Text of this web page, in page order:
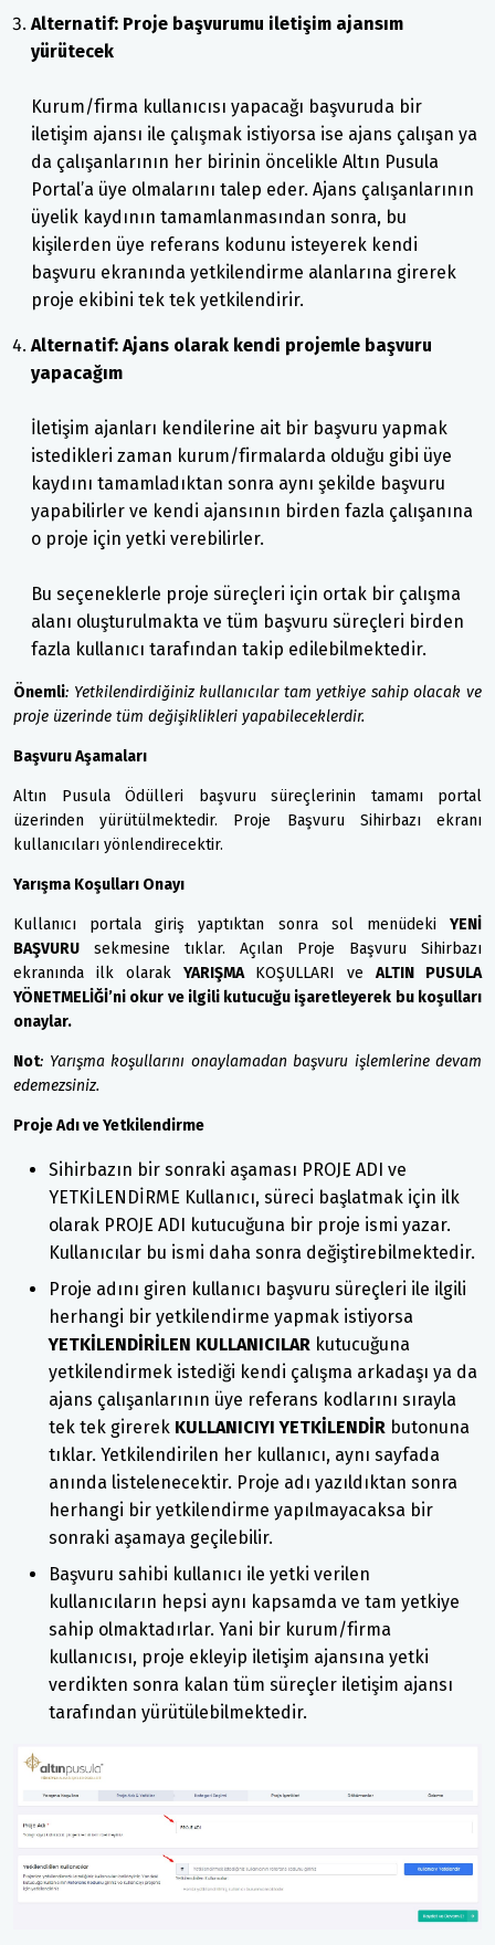
Alternatif: Proje başvurumu iletişim ajansım
yürütecek
Kurum/firma kullanıcısı yapacağı başvuruda bir
iletişim ajansı ile çalışmak istiyorsa ise ajans çalışan ya
da çalışanlarının her birinin öncelikle Altın Pusula
Portal’a üye olmalarını talep eder. Ajans çalışanlarının
üyelik kaydının tamamlanmasından sonra, bu
kişilerden üye referans kodunu isteyerek kendi
başvuru ekranında yetkilendirme alanlarına girerek
proje ekibini tek tek yetkilendirir.
Alternatif: Ajans olarak kendi projemle başvuru
yapacağım
İletişim ajanları kendilerine ait bir başvuru yapmak
istedikleri zaman kurum/firmalarda olduğu gibi üye
kaydını tamamladıktan sonra aynı şekilde başvuru
yapabilirler ve kendi ajansının birden fazla çalışanına
o proje için yetki verebilirler.
Bu seçeneklerle proje süreçleri için ortak bir çalışma
alanı oluşturulmakta ve tüm başvuru süreçleri birden
fazla kullanıcı tarafından takip edilebilmektedir.
Önemli: Yetkilendirdiğiniz kullanıcılar tam yetkiye sahip olacak ve
proje üzerinde tüm değişiklikleri yapabileceklerdir.
Başvuru Aşamaları
Altın Pusula Ödülleri başvuru süreçlerinin tamamı portal
üzerinden yürütülmektedir. Proje Başvuru Sihirbazı ekranı
kullanıcıları yönlendirecektir.
Yarışma Koşulları Onayı
Kullanıcı portala giriş yaptıktan sonra sol menüdeki YENİ
BAŞVURU sekmesine tıklar. Açılan Proje Başvuru Sihirbazı
ekranında ilk olarak YARIŞMAKOŞULLARI veALTIN PUSULA
YÖNETMELİĞİ’ni okur ve ilgili kutucuğu işaretleyerek bu koşulları
onaylar.
Not: Yarışma koşullarını onaylamadan başvuru işlemlerine devam
edemezsiniz.
Proje Adı ve Yetkilendirme
Sihirbazın bir sonraki aşaması PROJE ADI ve
YETKİLENDİRME Kullanıcı, süreci başlatmak için ilk
olarak PROJE ADI kutucuğuna bir proje ismi yazar.
Kullanıcılar bu ismi daha sonra değiştirebilmektedir.
Proje adını giren kullanıcı başvuru süreçleri ile ilgili
herhangi bir yetkilendirme yapmak istiyorsa
YETKİLENDİRİLEN KULLANICILAR kutucuğuna
yetkilendirmek istediği kendi çalışma arkadaşı ya da
ajans çalışanlarının üye referans kodlarını sırayla
tek tek girerek KULLANICIYI YETKİLENDİR butonuna
tıklar. Yetkilendirilen her kullanıcı, aynı sayfada
anında listelenecektir. Proje adı yazıldıktan sonra
herhangi bir yetkilendirme yapılmayacaksa bir
sonraki aşamaya geçilebilir.
Başvuru sahibi kullanıcı ile yetki verilen
kullanıcıların hepsi aynı kapsamda ve tam yetkiye
sahip olmaktadırlar. Yani bir kurum/firma
kullanıcısı, proje ekleyip iletişim ajansına yetki
verdikten sonra kalan tüm süreçler iletişim ajansı
tarafından yürütülebilmektedir.